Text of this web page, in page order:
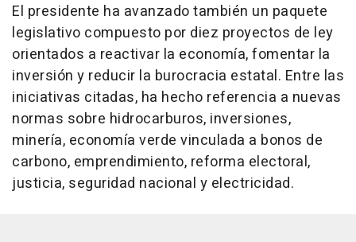
El presidente ha avanzado también un paquete
legislativo compuesto por diez proyectos de ley
orientados a reactivar la economía, fomentar la
inversión y reducir la burocracia estatal. Entre las
iniciativas citadas, ha hecho referencia a nuevas
normas sobre hidrocarburos, inversiones,
minería, economía verde vinculada a bonos de
carbono, emprendimiento, reforma electoral,
justicia, seguridad nacional y electricidad.